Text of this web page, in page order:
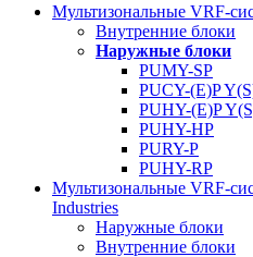
Мультизональные VRF-
Внутренние блоки
Наружные блоки
PUMY-SP
PUCY-(E)P
PUHY-(E)P
PUHY-HP
PURY-P
PUHY-RP
Мультизональные VRF-
Industries
Наружные блоки
Внутренние блоки